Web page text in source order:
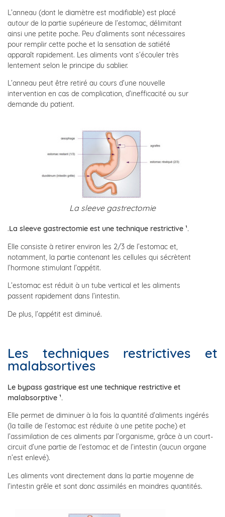
L’anneau (dont le diamètre est modifiable) est placé
autour de la partie supérieure de l’estomac, délimitant
ainsi une petite poche. Peu d’aliments sont nécessaires
pour remplir cette poche et la sensation de satiété
apparaît rapidement. Les aliments vont s’écouler très
lentement selon le principe du sablier.
L’anneau peut être retiré au cours d’une nouvelle
intervention en cas de complication, d’inefficacité ou sur
demande du patient.
La sleeve gastrectomie
.La sleeve gastrectomie est une technique restrictive ¹.
Elle consiste à retirer environ les 2/3 de l’estomac et,
notamment, la partie contenant les cellules qui sécrètent
l’hormone stimulant l’appétit.
L’estomac est réduit à un tube vertical et les aliments
passent rapidement dans l’intestin.
De plus, l’appétit est diminué.
Les techniques restrictives et
malabsortives
Le bypass gastrique est une technique restrictive et
malabsorptive ¹.
Elle permet de diminuer à la fois la quantité d’aliments ingérés
(la taille de l’estomac est réduite à une petite poche) et
l’assimilation de ces aliments par l’organisme, grâce à un court-
circuit d’une partie de l’estomac et de l’intestin (aucun organe
n’est enlevé).
Les aliments vont directement dans la partie moyenne de
l’intestin grêle et sont donc assimilés en moindres quantités.